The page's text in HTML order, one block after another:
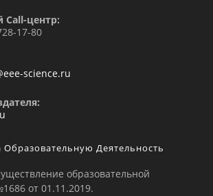
Call-центр:
17-80
science.ru
Деятельность
образовательной
от 01.11.2019.